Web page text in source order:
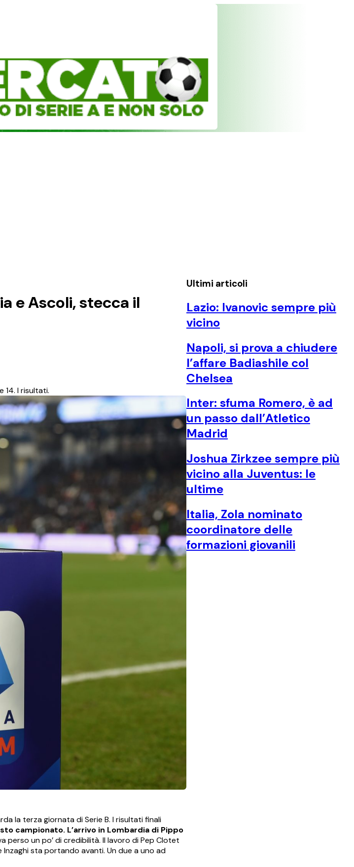
e Ascoli, stecca il
14. I risultati.
la terza giornata di Serie B. I risultati finali
campionato. L’arrivo in Lombardia di Pippo
perso un po’ di credibilità. Il lavoro di Pep Clotet
sta portando avanti. Un due a uno ad
Ultimi articoli
Lazio: Ivanovic sempre più
vicino
Napoli, si prova a chiudere
l’affare Badiashile col
Chelsea
Inter: sfuma Romero, è ad
un passo dall’Atletico
Madrid
Joshua Zirkzee sempre più
vicino alla Juventus: le
ultime
Italia, Zola nominato
coordinatore delle
formazioni giovanili